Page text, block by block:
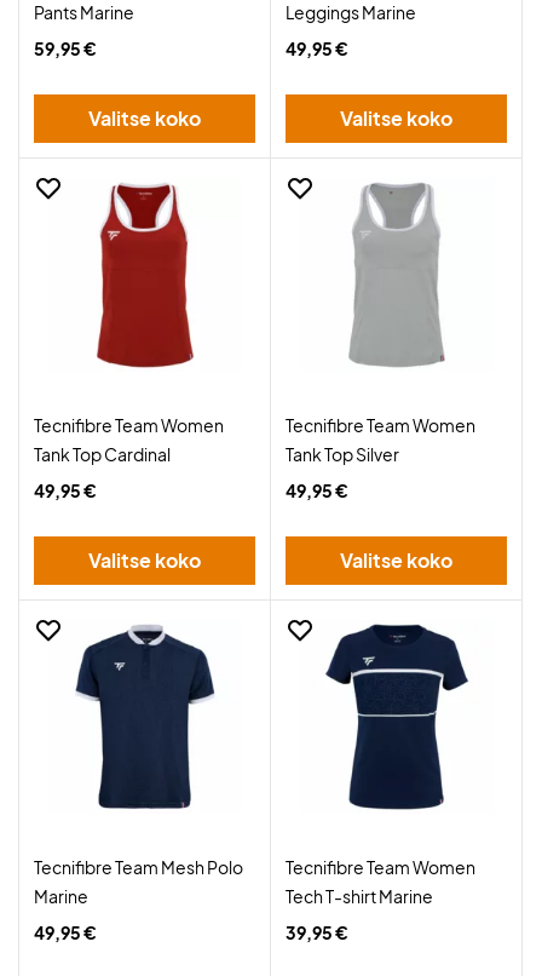
Pants Marine
59,95 €
Valitse koko
Leggings Marine
49,95 €
Valitse koko
Tecnifibre Team Women
Tank Top Cardinal
49,95 €
Valitse koko
Tecnifibre Team Women
Tank Top Silver
49,95 €
Valitse koko
Tecnifibre Team Mesh Polo
Marine
49,95 €
Tecnifibre Team Women
Tech T-shirt Marine
39,95 €